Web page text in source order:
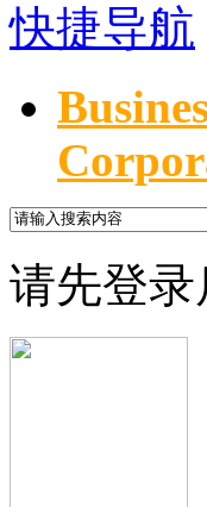
快捷导航
请先登